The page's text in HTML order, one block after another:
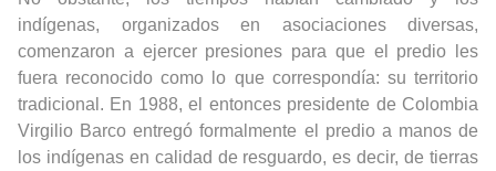
indígenas, organizados en asociaciones diversas,
comenzaron a ejercer presiones para que el predio les
fuera reconocido como lo que correspondía: su territorio
tradicional. En 1988, el entonces presidente de Colombia
Virgilio Barco entregó formalmente el predio a manos de
los indígenas en calidad de resguardo, es decir, de tierras